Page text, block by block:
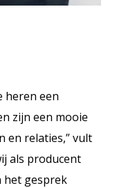
heren een
zijn een mooie
en relaties,” vult
als producent
het gesprek